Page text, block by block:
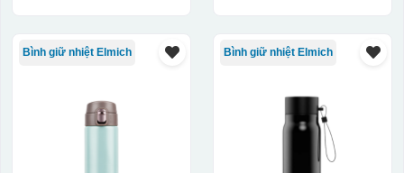
Bình giữ nhiệt Elmich Bình giữ nhiệt Elmich